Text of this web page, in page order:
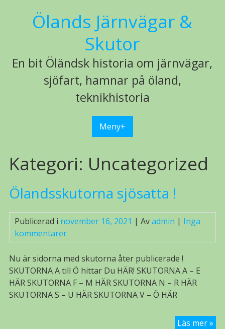
Ölands Järnvägar &
Skutor
En bit Öländsk historia om järnvägar,
sjöfart, hamnar på öland,
teknikhistoria
Meny+
Kategori: Uncategorized
Ölandsskutorna sjösatta !
Publicerad i november 16, 2021 | Avadmin | Inga
kommentarer
Nu är sidorna med skutorna åter publicerade !
SKUTORNA A till Ö hittar Du HÄR! SKUTORNA A – E
HÄR SKUTORNA F – M HÄR SKUTORNA N – R HÄR
SKUTORNA S – U HÄR SKUTORNA V – Ö HÄR
Läs mer »